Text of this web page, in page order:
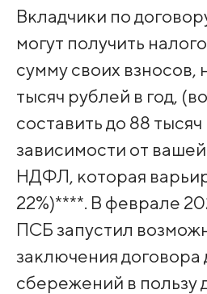
Вкладчики по
могут получить
сумму своих взносов,
тысяч рублей в год,
составить до 88
зависимости от
НДФЛ, которая
22%)****. В феврале
ПСБ запустил
заключения договора
сбережений в пользу